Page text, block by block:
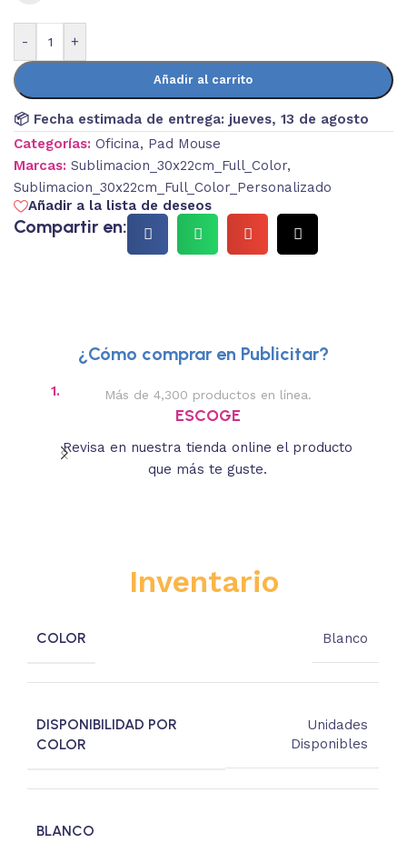
- +
Añadir al carrito
📦 Fecha estimada de entrega: jueves, 13 de agosto
Categorías: Oficina, Pad Mouse
Marcas: Sublimacion_30x22cm_Full_Color,
Sublimacion_30x22cm_Full_Color_Personalizado
Añadir a la lista de deseos
Compartir en:
¿Cómo comprar en Publicitar?
1. Más de 4,300 productos en línea.
ESCOGE
Revisa en nuestra tienda online el producto
que más te guste.
Inventario
COLOR Blanco
DISPONIBILIDAD POR
COLOR
Unidades
Disponibles
BLANCO